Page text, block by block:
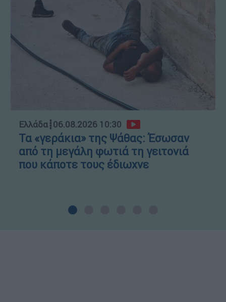
Ελλάδα┋06.08.2026 10:30
Τα «γεράκια» της Ψάθας: Έσωσαν
από τη μεγάλη φωτιά τη γειτονιά
που κάποτε τους έδιωχνε